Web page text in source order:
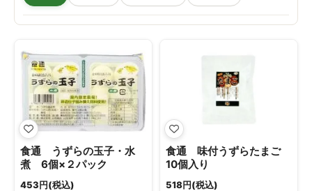
食通 うずらの玉子・水
煮 6個×２パック
453円(税込)
食通 味付うずらたまご
10個入り
518円(税込)